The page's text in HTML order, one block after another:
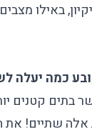
באילו
כמה יעלה
בתים קטנים
שתיים! את